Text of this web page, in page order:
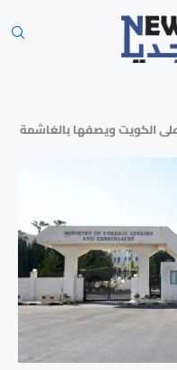
على الكويت ويصفها بالغاشمة